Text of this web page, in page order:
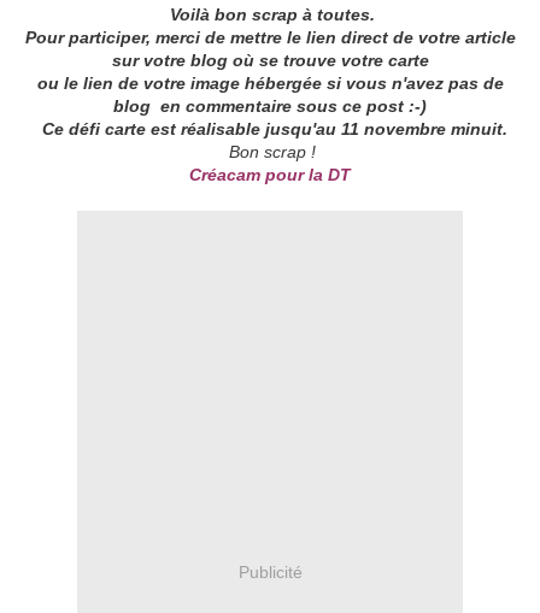
Voilà bon scrap à toutes.
Pour participer, merci demettre le lien directde votre article
sur votre blog où se trouve votre carte
ou le lien de votre image hébergée si vous n'avez pas de
blog en commentaire sous ce post :-)
Ce défi carte est réalisable jusqu'au 11 novembre minuit.
Bon scrap !
Créacam pour la DT
Publicité